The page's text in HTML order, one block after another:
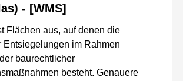
- [WMS]
Flächen aus, auf denen die
Entsiegelungen im Rahmen
baurechtlicher
besteht. Genauere